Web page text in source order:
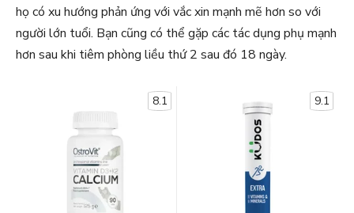
họ có xu hướng phản ứng với vắc xin mạnh mẽ hơn so với
người lớn tuổi. Bạn cũng có thể gặp các tác dụng phụ mạnh
hơn sau khi tiêm phòng liều thứ 2 sau đó 18 ngày.
8.1 9.1